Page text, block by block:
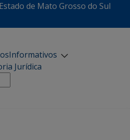
de Mato Grosso do Sul
Informativos
Jurídica